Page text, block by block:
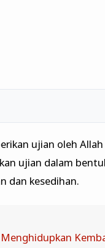
ujian oleh
ujian dalam
dan kesedihan.
Menghidupkan